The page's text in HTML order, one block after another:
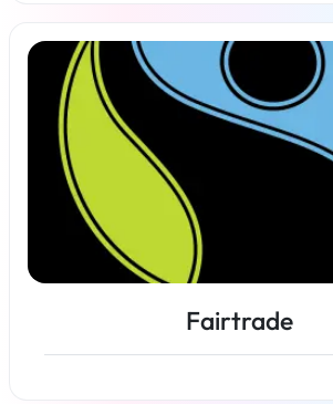
Читать дальше
Fairtrade